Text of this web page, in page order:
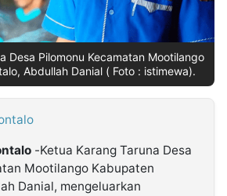
Desa Pilomonu Kecamatan Mootilango
Abdullah Danial ( Foto : istimewa).
-Ketua Karang Taruna Desa
Mootilango Kabupaten
Danial, mengeluarkan